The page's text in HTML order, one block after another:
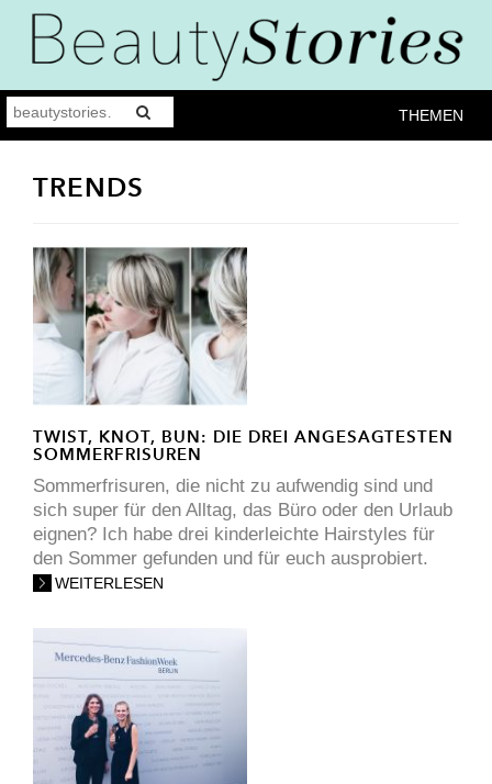
THEMEN
TRENDS
TWIST, KNOT, BUN: DIE DREI ANGESAGTESTEN
SOMMERFRISUREN
Sommerfrisuren, die nicht zu aufwendig sind und
sich super für den Alltag, das Büro oder den Urlaub
eignen? Ich habe drei kinderleichte Hairstyles für
den Sommer gefunden und für euch ausprobiert.
WEITERLESEN